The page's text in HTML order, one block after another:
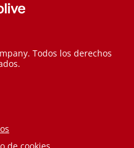
Todos los derechos